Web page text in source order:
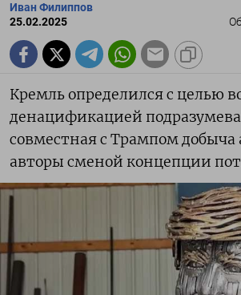
Иван Филиппов
25.02.2025
Кремль определился с целью
денацификацией
совместная с Трампом
авторы сменой концепции